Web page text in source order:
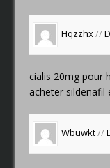
Hqzzhx//
cialis 20mg pour
acheter sildenafil
Wbuwkt//